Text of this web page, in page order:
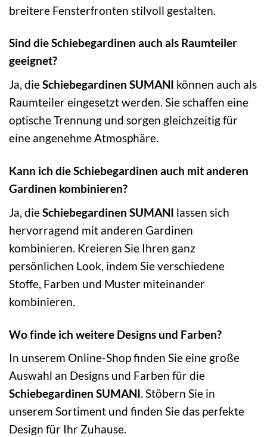
breitere Fensterfronten stilvoll gestalten.
Sind die Schiebegardinen auch als Raumteiler
geeignet?
Ja, dieSchiebegardinen SUMANI können auch als
Raumteiler eingesetzt werden. Sie schaffen eine
optische Trennung und sorgen gleichzeitig für
eine angenehme Atmosphäre.
Kann ich die Schiebegardinen auch mit anderen
Gardinen kombinieren?
Ja, dieSchiebegardinen SUMANI lassen sich
hervorragend mit anderen Gardinen
kombinieren. Kreieren Sie Ihren ganz
persönlichen Look, indem Sie verschiedene
Stoffe, Farben und Muster miteinander
kombinieren.
Wo finde ich weitere Designs und Farben?
In unserem Online-Shop finden Sie eine große
Auswahl an Designs und Farben für die
Schiebegardinen SUMANI. Stöbern Sie in
unserem Sortiment und finden Sie das perfekte
Design für Ihr Zuhause.